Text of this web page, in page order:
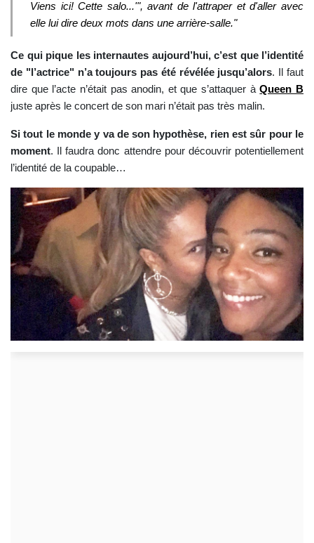
Viens ici! Cette salo...'", avant de l'attraper et d'aller avec
elle lui dire deux mots dans une arrière-salle."
Ce qui pique les internautes aujourd’hui, c’est que l’identité
de "l’actrice" n’a toujours pas été révélée jusqu’alors. Il faut
dire que l’acte n’était pas anodin, et que s’attaquer àQueen B
juste après le concert de son mari n’était pas très malin.
Si tout le monde y va de son hypothèse, rien est sûr pour le
moment. Il faudra donc attendre pour découvrir potentiellement
l’identité de la coupable…